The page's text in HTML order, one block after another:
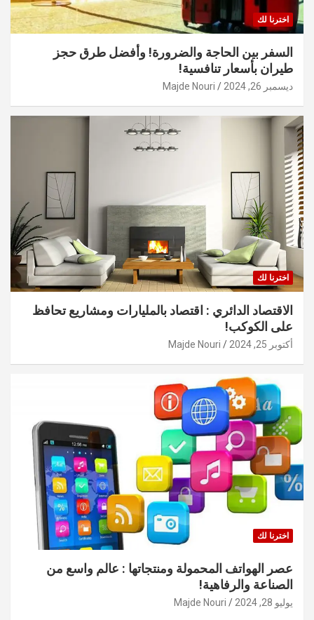
اخترنا لك
السفر بين الحاجة والضرورة! وأفضل طرق حجز
طيران بأسعار تنافسية!
ديسمبر 26, 2024 Majde Nouri
اخترنا لك
الاقتصاد الدائري : اقتصاد بالمليارات ومشاريع تحافظ
على الكوكب!
أكتوبر 25, 2024 Majde Nouri
اخترنا لك
عصر الهواتف المحمولة ومنتجاتها : عالم واسع من
الصناعة والرفاهية!
يوليو 28, 2024 Majde Nouri